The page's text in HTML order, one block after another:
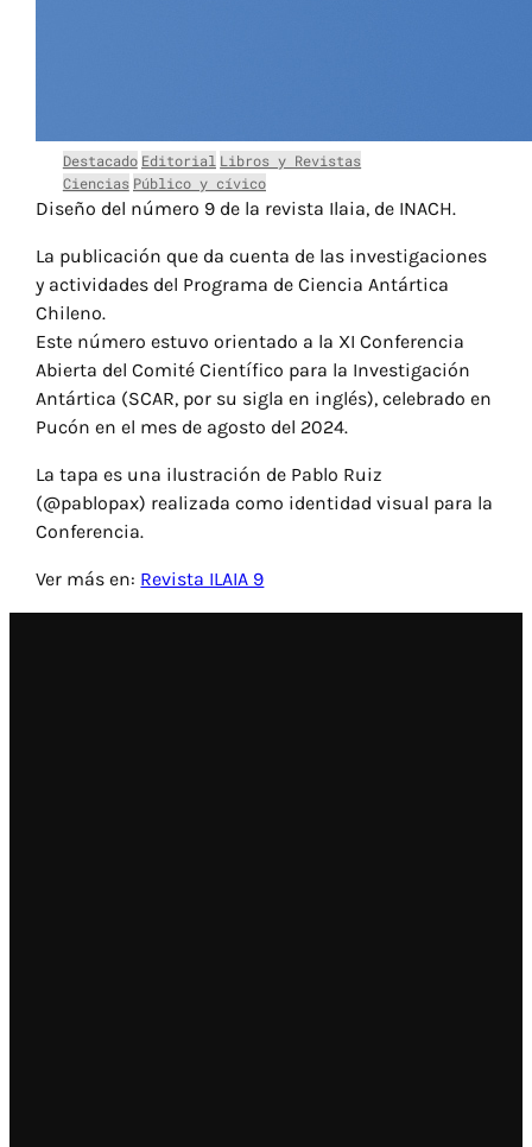
Destacado Editorial Libros y Revistas
Ciencias Público y cívico
Diseño del número 9 de la revista Ilaia, de INACH.
La publicación que da cuenta de las investigaciones
y actividades del Programa de Ciencia Antártica
Chileno.
Este número estuvo orientado a la XI Conferencia
Abierta del Comité Científico para la Investigación
Antártica (SCAR, por su sigla en inglés), celebrado en
Pucón en el mes de agosto del 2024.
L a tapa es una ilustración de Pablo Ruiz
(@pablopax) realizada como identidad visual para la
Conferencia.
Ver más en: Revista ILAIA 9